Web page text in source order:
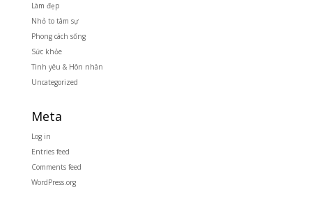
Làm đẹp
Nhỏ to tâm sự
Phong cách sống
Sức khỏe
Tình yêu & Hôn nhân
Uncategorized
Meta
Log in
Entries feed
Comments feed
WordPress.org